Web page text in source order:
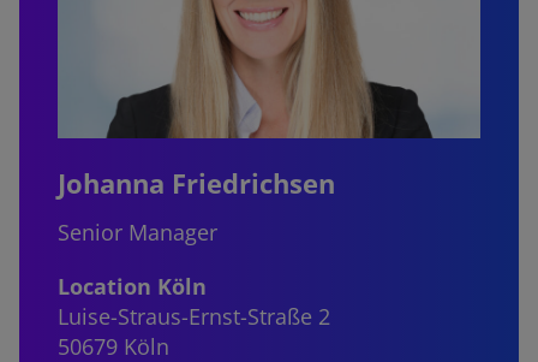
Johanna Friedrichsen
Senior Manager
Location Köln
Luise-Straus-Ernst-Straße 2
50679 Köln